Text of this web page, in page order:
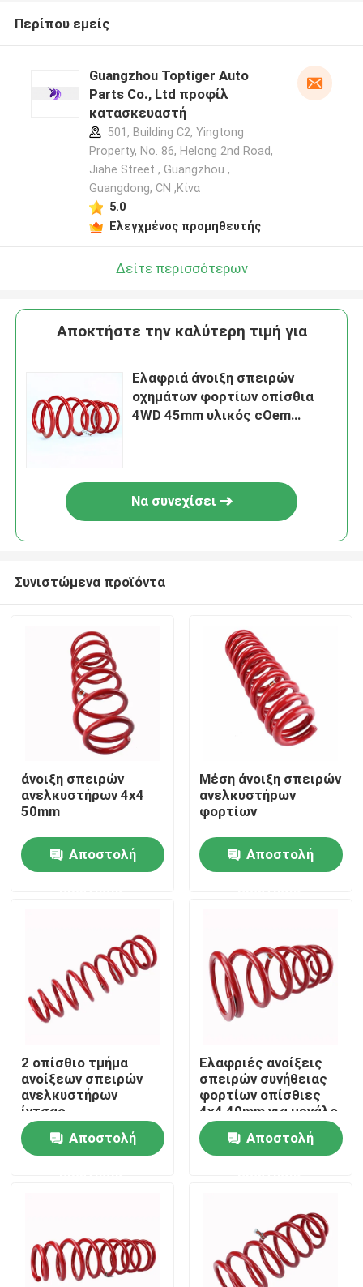
Σπίτι
Προϊόντα
Σχετικά με εμάς
Επισκέψεις στο εργοστάσιο
Έλεγχος ποιότητας
Επικοινωνήστε μαζί μας
Διευθετήσιμοι απορροφητές κλονισμού αερίου
Περίπου εμείς
Guangzhou Toptiger Auto
Parts Co., Ltd προφίλ
κατασκευαστή
501, Building C2, Yingtong
Property, No. 86, Helong 2nd Road,
Jiahe Street , Guangzhou ,
Guangdong, CN ,Κίνα
5.0
Ελεγχμένος προμηθευτής
Δείτε περισσότερων
Αποκτήστε την καλύτερη τιμή για
Ελαφριά άνοιξη σπειρών
οχημάτων φορτίων οπίσθια
4WD 45mm υλικός cOem
Να συνεχίσει
Συνιστώμενα προϊόντα
άνοιξη σπειρών
ανελκυστήρων 4x4
50mm
Αποστολή
Μέση άνοιξη σπειρών
ανελκυστήρων
φορτίων
Αποστολή
2 οπίσθιο τμήμα
ανοίξεων σπειρών
ανελκυστήρων
ίντσας
Αποστολή
Ελαφριές ανοίξεις
σπειρών συνήθειας
φορτίων οπίσθιες
4x4 40mm για μεγάλο
τσερόκι WK WH
Αποστολή